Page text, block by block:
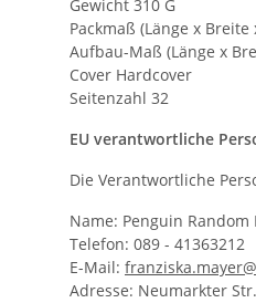
Gewicht 310 G
Packmaß (Länge x Breite
Aufbau-Maß (Länge x
Cover Hardcover
Seitenzahl 32
EU verantwortliche
Die Verantwortliche
Name: Penguin
Telefon: 089 - 41363212
E-Mail:
Adresse: Neumarkter